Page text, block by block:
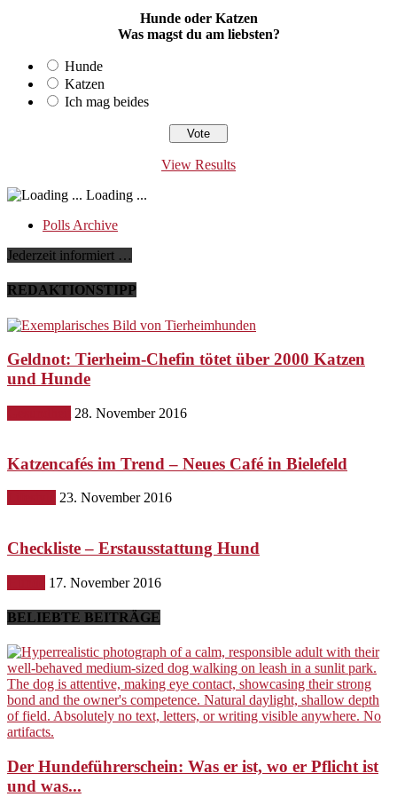
Hunde oder Katzen
Was magst du am liebsten?
Hunde
Katzen
Ich mag beides
View Results
Loading ...
Polls Archive
Jederzeit informiert …
REDAKTIONSTIPP
Geldnot: Tierheim-Chefin tötet über 2000 Katzen
und Hunde
28. November 2016
Katzencafés im Trend – Neues Café in Bielefeld
23. November 2016
Checkliste – Erstausstattung Hund
17. November 2016
BELIEBTE BEITRÄGE
Der Hundeführerschein: Was er ist, wo er Pflicht ist
und was...